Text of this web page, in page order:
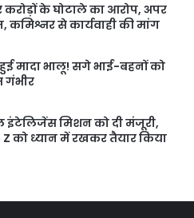
करोड़ों के घोटाले का आरोप, अपर
से कार्यवाही की मांग
मादा भालू! सगे भाई-बहनों को
गंभीर
इंटेलिजेंस मिशन को दी मंजूरी,
को ध्यान में रखकर तैयार किया